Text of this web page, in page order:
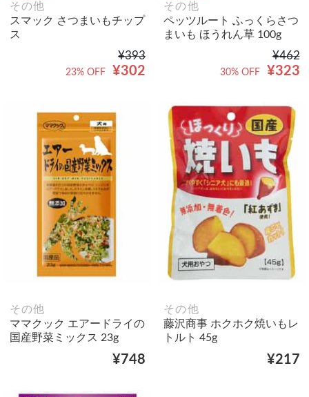
その他
スマック さつまいもチップ
ス
¥393
¥302
23% OFF
その他
ペッツルート ふっくらさつ
まいも ほうれん草 100g
¥462
¥323
30% OFF
その他
ママクック エアードライの
国産野菜ミックス 23g
¥748
その他
藤沢商事 ホクホク焼いもレ
トルト 45g
¥217